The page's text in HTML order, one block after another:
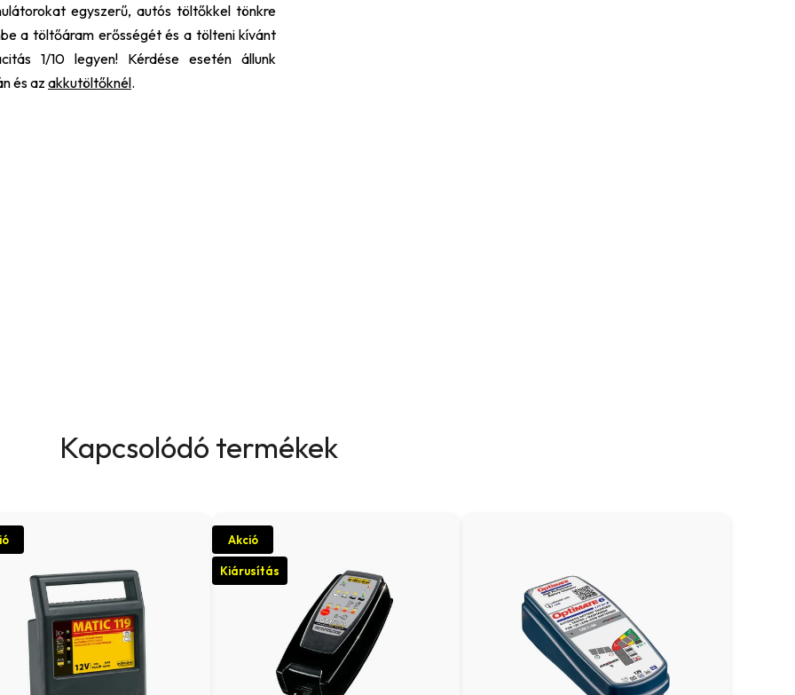
egyszerű, autós töltőkkel tönkre
a töltőáram erősségét és a tölteni kívánt
1/10 legyen! Kérdése esetén állunk
és az akkutöltőknél.
Kapcsolódó termékek
Akció
Kiárusítás